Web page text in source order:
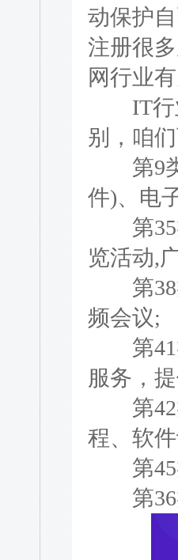
动保护
注册很
网行业
IT行业
别，咱
第9类
件)、电
第35
览活动,
第38
频会议;
第41
服务，
第42
程、软
第45
第36